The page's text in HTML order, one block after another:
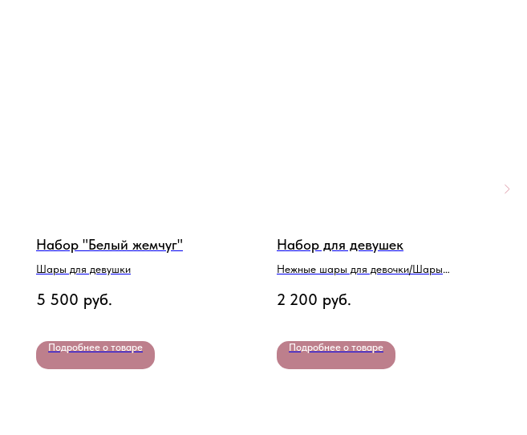
Набор "Белый жемчуг"
Шары для девушки
5 500 руб.
Подробнее о товаре
Набор для девушек
Нежные шары для девочки/Шары
2 200 руб.
Подробнее о товаре